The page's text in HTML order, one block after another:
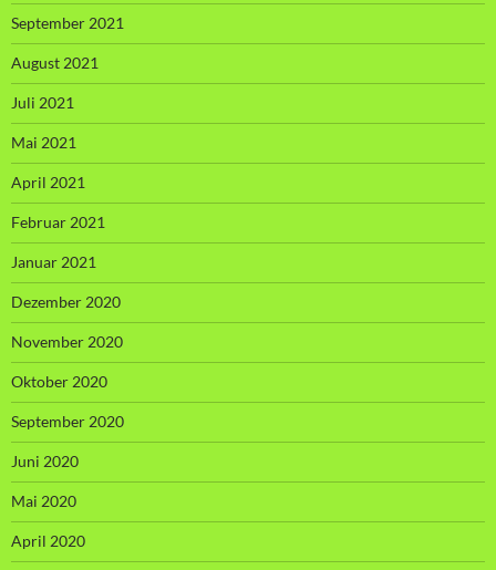
September 2021
August 2021
Juli 2021
Mai 2021
April 2021
Februar 2021
Januar 2021
Dezember 2020
November 2020
Oktober 2020
September 2020
Juni 2020
Mai 2020
April 2020